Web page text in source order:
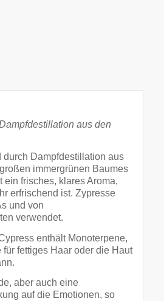
aus den
durch Dampfdestillation aus
immergrünen Baumes
ein frisches, klares Aroma,
erfrischend ist. Zypresse
und von
verwendet.
enthält Monoterpene,
fettiges Haar oder die Haut
aber auch eine
auf die Emotionen, so